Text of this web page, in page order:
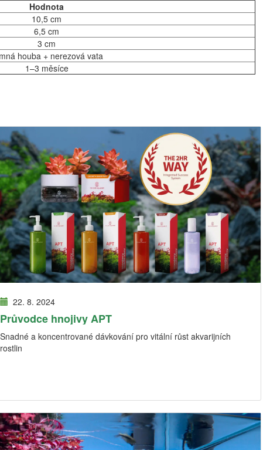
Hodnota
10,5 cm
6,5 cm
3 cm
houba + nerezová vata
1–3 měsíce
22. 8. 2024
Průvodce hnojivy APT
Snadné a koncentrované dávkování pro vitální růst akvarijních
rostlin